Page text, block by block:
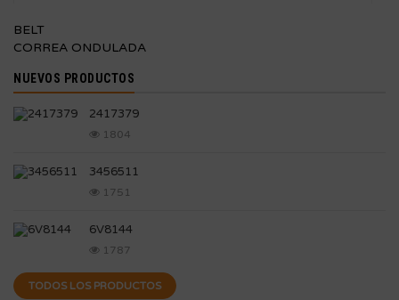
BELT
CORREA ONDULADA
NUEVOS PRODUCTOS
2417379
1804
3456511
1751
6V8144
1787
TODOS LOS PRODUCTOS